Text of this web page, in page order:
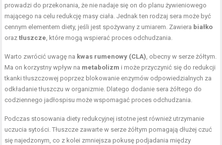
prowadzi do przekonania, że nie nadaje się on do planu żywieniowego
mającego na celu redukcję masy ciała. Jednak ten rodzaj sera może być
cennym elementem diety, jeśli jest spożywany z umiarem. Zawiera białko
oraztłuszcze, które mogą wspierać proces odchudzania.
Warto zwrócić uwagę na kwas rumenowy (CLA), obecny w serze żółtym.
Ma on korzystny wpływ na metabolizm i może przyczynić się do redukcji
tkanki tłuszczowej poprzez blokowanie enzymów odpowiedzialnych za
odkładanie tłuszczu w organizmie. Dlatego dodanie sera żółtego do
codziennego jadłospisu może wspomagać proces odchudzania.
Podczas stosowania diety redukcyjnej istotne jest również utrzymanie
uczucia sytości. Tłuszcze zawarte w serze żółtym pomagają dłużej czuć
się najedzonym, co z kolei zmniejsza pokusę podjadania między